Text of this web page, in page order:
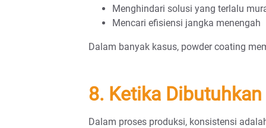
Menghindari solusi yang terlalu
Mencari efisiensi jangka menengah
Dalam banyak kasus, powder coating
8. Ketika
Dalam proses produksi, konsistensi